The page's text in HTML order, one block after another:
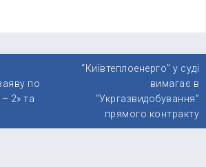
по
2» та
“Київтеплоенерго” у суді
вимагає в
“Укргазвидобування”
прямого контракту